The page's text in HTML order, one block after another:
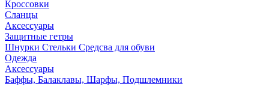
Кроссовки
Сланцы
Аксессуары
Защитные гетры
Шнурки Стельки Средсва для обуви
Одежда
Аксессуары
Баффы, Балаклавы, Шарфы, Подшлемники